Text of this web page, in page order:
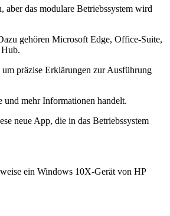
aber das modulare Betriebssystem wird
gehören Microsoft Edge, Office-Suite,
präzise Erklärungen zur Ausführung
mehr Informationen handelt.
neue App, die in das Betriebssystem
ein Windows 10X-Gerät von HP